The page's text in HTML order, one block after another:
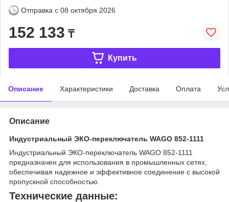
Отправка с 08 октября 2026
152 133 ₸
Купить
Описание Характеристики Доставка Оплата
Описание
Индустриальный ЭКО-переключатель WAGO 852-1111
Индустриальный ЭКО-переключатель WAGO 852-1111
предназначен для использования в промышленных сетях,
обеспечивая надежное и эффективное соединение с высокой
пропускной способностью.
Технические данные: